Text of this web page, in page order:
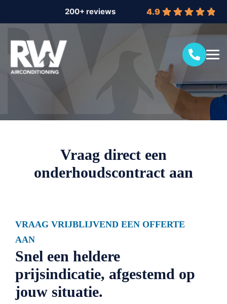
4.9
Vraag direct een
onderhoudscontract aan
VRAAG VRIJBLIJVEND EEN OFFERTE
AAN
Snel een heldere
prijsindicatie, afgestemd op
jouw situatie.